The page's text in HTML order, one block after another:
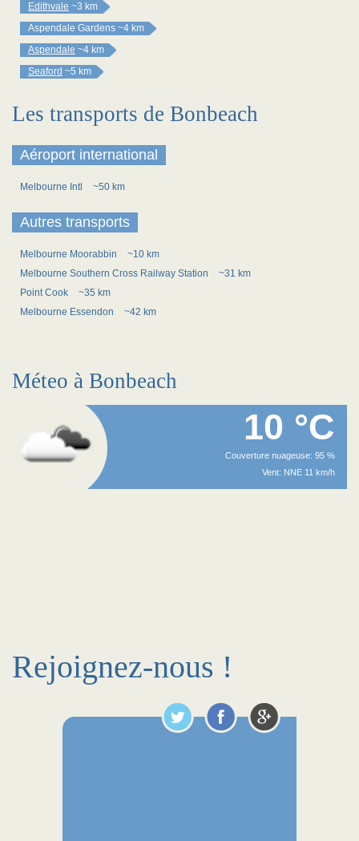
Edithvale ~3 km
Aspendale Gardens ~4 km
Aspendale ~4 km
Seaford ~5 km
Les transports de Bonbeach
Aéroport international
Melbourne Intl ~50 km
Autres transports
Melbourne Moorabbin
~10 km
Melbourne Southern Cross Railway Station
~31 km
Point Cook
~35 km
Melbourne Essendon
~42 km
Méteo à Bonbeach
10 °C
Couverture nuageuse: 95 %
Vent: NNE 11 km/h
Rejoignez-nous !